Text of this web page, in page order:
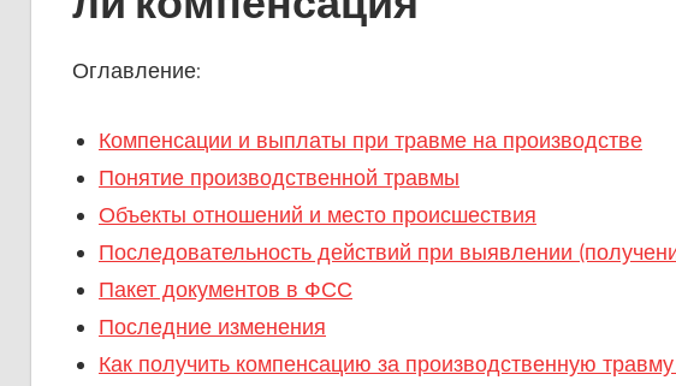
Оглавление:
Компенсации и выплаты при травме на производстве
Понятие производственной травмы
Объекты отношений и место происшествия
Последовательность действий при выявлении
Пакет документов в ФСС
Последние изменения
Как получить компенсацию за производственную травму